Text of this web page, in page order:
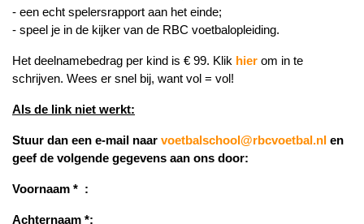
- een echt spelersrapport aan het einde;
- speel je in de kijker van de RBC voetbalopleiding.
Het deelnamebedrag per kind is € 99. Klik hier om in te
schrijven. Wees er snel bij, want vol = vol!
Als de link niet werkt:
Stuur dan een e-mail naar voetbalschool@rbcvoetbal.nl en
geef de volgende gegevens aan ons door:
Voornaam * :
Achternaam *: